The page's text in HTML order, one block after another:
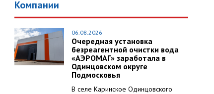
Компании
06.08.2026
Очередная установка
безреагентной очистки вода
«АЭРОМАГ» заработала в
Одинцовском округе
Подмосковья
В селе Каринское Одинцовского